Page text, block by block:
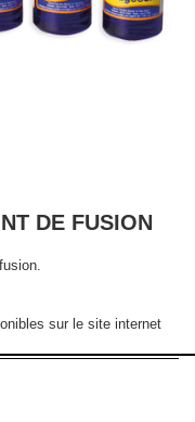
DE FUSION
sur le site internet